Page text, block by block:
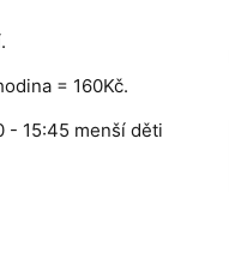
= 160Kč.
- 15:45 menší děti